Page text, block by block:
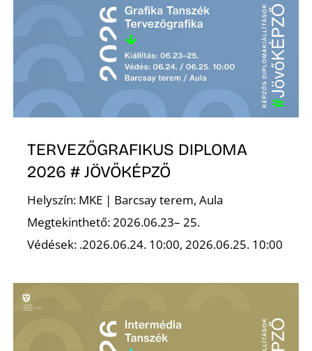
TERVEZŐGRAFIKUS DIPLOMA
2026 # JÖVŐKÉPZŐ
Helyszín: MKE | Barcsay terem, Aula
Megtekinthető: 2026.06.23– 25.
Védések: .2026.06.24. 10:00, 2026.06.25. 10:00